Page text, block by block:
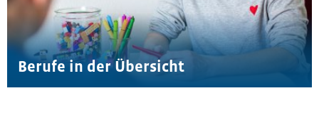
Berufe in der Übersicht